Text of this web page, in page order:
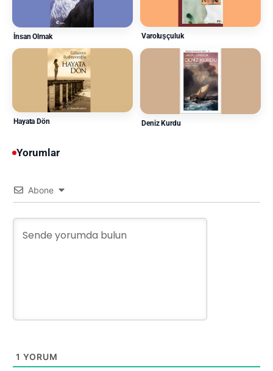
İnsan Olmak Varoluşçuluk
Hayata Dön Deniz Kurdu
Yorumlar
Abone
1 YORUM